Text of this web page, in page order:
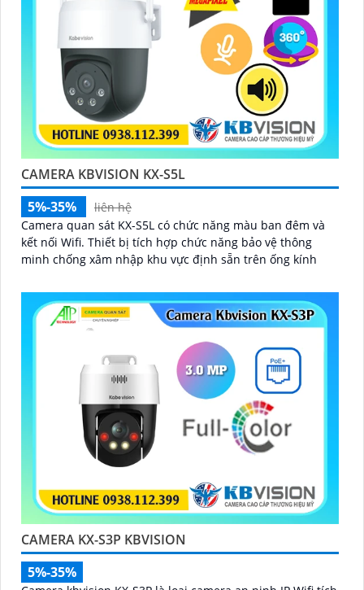
CAMERA KBVISION KX-S5L
5%-35%
liên hệ
Camera quan sát KX-S5L có chức năng màu ban đêm và
kết nối Wifi. Thiết bị tích hợp chức năng bảo vệ thông
minh chống xâm nhập khu vực định sẵn trên ống kính
CAMERA KX-S3P KBVISION
5%-35%